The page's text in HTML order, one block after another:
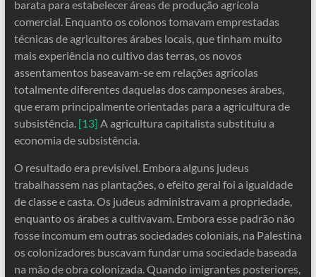
barata para estabelecer áreas de produção agrícola
comercial. Enquanto os colonos tomavam emprestadas
técnicas de agricultores árabes locais, que tinham muito
mais experiência no cultivo das terras, os novos
assentamentos baseavam-se em relações agrícolas
totalmente diferentes daquelas dos camponeses árabes,
que eram principalmente orientadas para a agricultura de
subsistência. [13] A agricultura capitalista substituiu a
economia de subsistência.
O resultado era previsível. Embora alguns judeus
trabalhassem nas plantações, o efeito geral foi a igualdade
de classe e casta. Os judeus administravam a propriedade,
enquanto os árabes a cultivavam. Embora esse padrão não
fosse incomum em outras sociedades coloniais, na Palestina
os colonizadores buscavam fundar uma sociedade baseada
na mão de obra colonizada. Quando imigrantes posteriores,